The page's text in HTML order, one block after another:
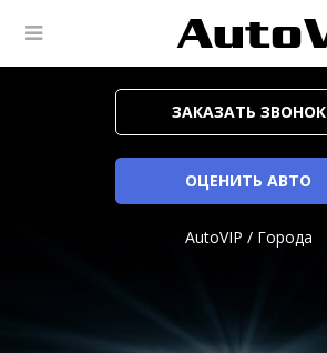
ЗАКАЗАТЬ ЗВОНОК
ОЦЕНИТЬ АВТО
AutoVIP / Города